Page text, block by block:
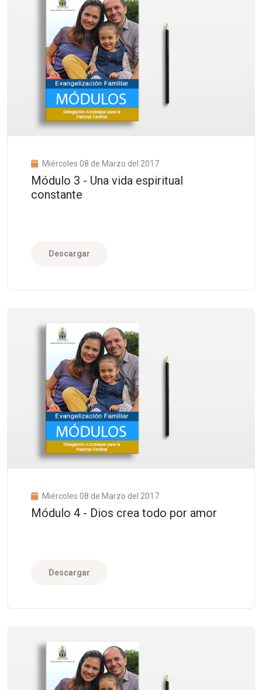
Miércoles 08 de Marzo del 2017
Módulo 3 - Una vida espiritual
constante
Descargar
Miércoles 08 de Marzo del 2017
Módulo 4 - Dios crea todo por amor
Descargar